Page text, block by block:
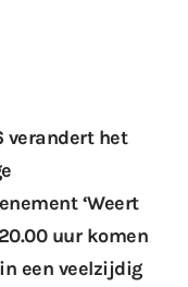
verandert het
‘Weert
uur komen
een veelzijdig